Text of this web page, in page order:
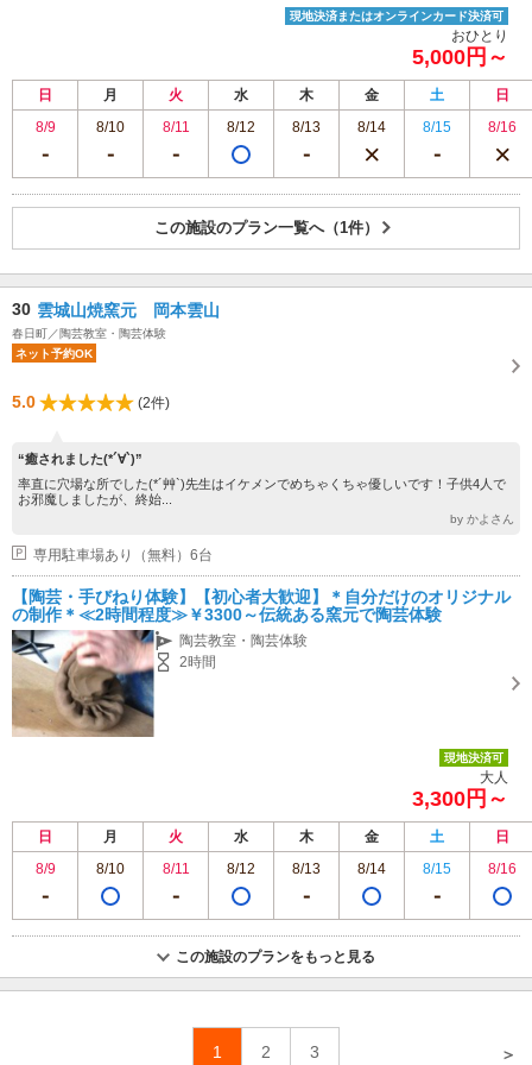
現地決済またはオンラインカード決済可
おひとり
5,000円～
日 月 火 水 木 金 土
日
8/9
8/10 8/11 8/12 8/13 8/14 8/15 8/16
この施設のプラン一覧へ（1件）
30 雲城山焼窯元 岡本雲山
春日町／陶芸教室・陶芸体験
ネット予約OK
5.0 (2件)
“癒されました(*´∀`)”
率直に穴場な所でした(*´艸`)先生はイケメンでめちゃくちゃ優しいです！子供4人で
お邪魔しましたが、終始...
by かよさん
専用駐車場あり（無料）6台
【陶芸・手びねり体験】【初心者大歓迎】＊自分だけのオリジナル
の制作＊≪2時間程度≫￥3300～伝統ある窯元で陶芸体験
陶芸教室・陶芸体験
2時間
現地決済可
大人
3,300円～
日 月 火 水 木 金 土
日
8/9
8/10 8/11 8/12 8/13 8/14 8/15 8/16
この施設のプランをもっと見る
1 2 3 ＞